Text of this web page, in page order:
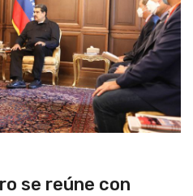
se reúne con